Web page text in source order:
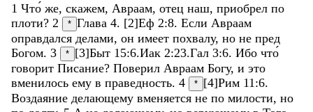
1 Что же, скажем, Авраам, отец наш, приобрел по
плоти? 2 * Глава 4. [2]Еф 2:8. Если Авраам
оправдался делами, он имеет похвалу, но не пред
Богом. 3 * [3]Быт 15:6.Иак 2:23.Гал 3:6. Ибо что
говорит Писание? Поверил Авраам Богу, и это
вменилось ему в праведность. 4 * [4]Рим 11:6.
Воздаяние делающему вменяется не по милости, но